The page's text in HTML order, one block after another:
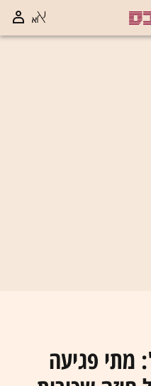
מתי פגיעה